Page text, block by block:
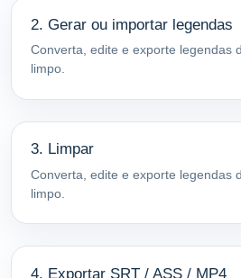
2. Gerar ou importar legendas
Converta, edite e exporte legendas
limpo.
3. Limpar
Converta, edite e exporte legendas
limpo.
4. Exportar SRT / ASS / MP4